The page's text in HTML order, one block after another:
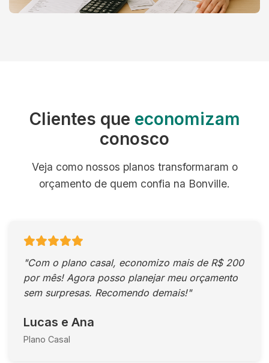
Clientes que economizam
conosco
Veja como nossos planos transformaram o
orçamento de quem confia na Bonville.
"Com o plano casal, economizo mais de R$ 200
por mês! Agora posso planejar meu orçamento
sem surpresas. Recomendo demais!"
Lucas e Ana
Plano Casal